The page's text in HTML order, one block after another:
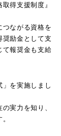
得支援制度』
つながる資格を
奨励金として支
て報奨金も支給
」を実施しまし
実力を知り、